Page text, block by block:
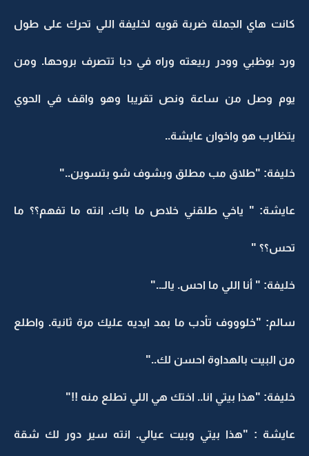
كانت هاي الجملة ضربة قويه لخليفة اللي تحرك على طول
ورد بوظبي وودر ربيعته وراه في دبا تتصرف بروحها. ومن
يوم وصل من ساعة ونص تقريبا وهو واقف في الحوي
يتظارب هو واخوان عايشة..
خليفة: "طلاق مب مطلق وبشوف شو بتسوين.."
عايشة: " ياخي طلقني خلاص ما باك. انته ما تفهم؟؟ ما
تحس؟؟ "
خليفة: " أنا اللي ما احس. يالـ.."
سالم: "خلوووف تأدب ما بمد ايديه عليك مرة ثانية. واطلع
من البيت بالهداوة احسن لك.."
خليفة: "هذا بيتي انا.. اختك هي اللي تطلع منه !!"
عايشة : "هذا بيتي وبيت عيالي. انته سير دور لك شقة